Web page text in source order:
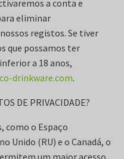
a conta e
eliminar
registos. Se tiver
que possamos ter
a 18 anos,
drinkware.com.
DE PRIVACIDADE?
como o Espaço
Unido (RU) e o Canadá, o
um maior acesso